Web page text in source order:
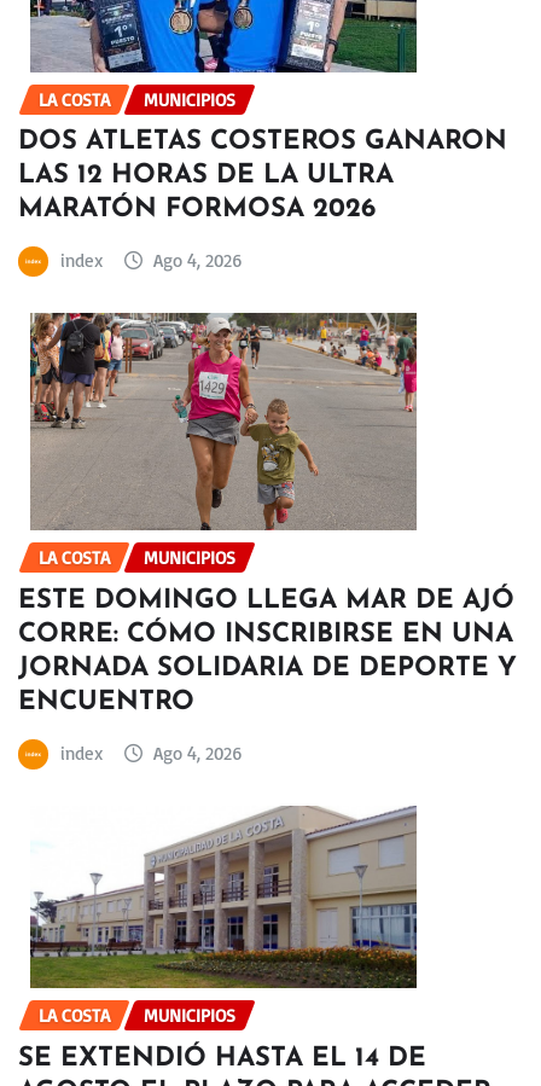
LA COSTA MUNICIPIOS
DOS ATLETAS COSTEROS GANARON
LAS 12 HORAS DE LA ULTRA
MARATÓN FORMOSA 2026
index Ago 4, 2026
LA COSTA MUNICIPIOS
ESTE DOMINGO LLEGA MAR DE AJÓ
CORRE: CÓMO INSCRIBIRSE EN UNA
JORNADA SOLIDARIA DE DEPORTE Y
ENCUENTRO
index Ago 4, 2026
LA COSTA MUNICIPIOS
SE EXTENDIÓ HASTA EL 14 DE